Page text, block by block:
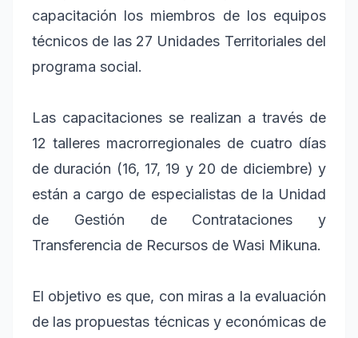
capacitación los miembros de los equipos
técnicos de las 27 Unidades Territoriales del
programa social.
Las capacitaciones se realizan a través de
12 talleres macrorregionales de cuatro días
de duración (16, 17, 19 y 20 de diciembre) y
están a cargo de especialistas de la Unidad
de Gestión de Contrataciones y
Transferencia de Recursos de Wasi Mikuna.
El objetivo es que, con miras a la evaluación
de las propuestas técnicas y económicas de